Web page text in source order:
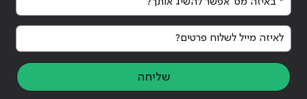
לאיזה מייל לשלוח פרטים?
שליחה